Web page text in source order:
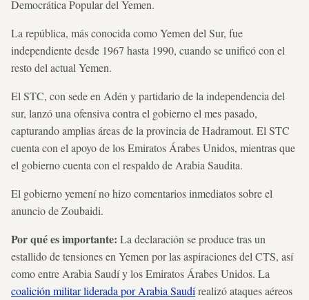
Democrática Popular del Yemen.
La república, más conocida como Yemen del Sur, fue
independiente desde 1967 hasta 1990, cuando se unificó con el
resto del actual Yemen.
El STC, con sede en Adén y partidario de la independencia del
sur, lanzó una ofensiva contra el gobierno el mes pasado,
capturando amplias áreas de la provincia de Hadramout. El STC
cuenta con el apoyo de los Emiratos Árabes Unidos, mientras que
el gobierno cuenta con el respaldo de Arabia Saudita.
El gobierno yemení no hizo comentarios inmediatos sobre el
anuncio de Zoubaidi.
Por qué es importante: La declaración se produce tras un
estallido de tensiones en Yemen por las aspiraciones del CTS, así
como entre Arabia Saudí y los Emiratos Árabes Unidos. La
coalición militar liderada por Arabia Saudírealizó ataques aéreos